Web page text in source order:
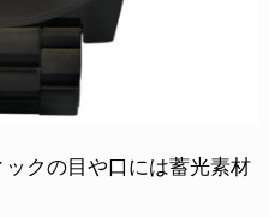
クの目や口には蓄光素材